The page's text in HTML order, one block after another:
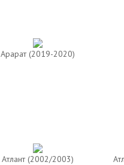
Арарат (2019-2020)
Атлант (2002/2003)